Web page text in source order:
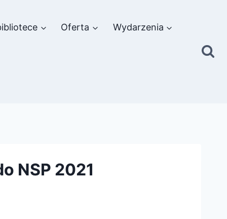
Oferta Wydarzenia
NSP 2021